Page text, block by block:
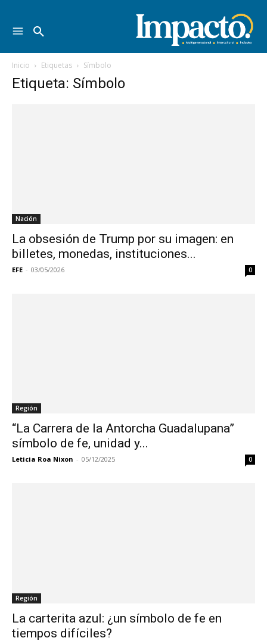
Inicio Etiquetas Símbolo
Etiqueta: Símbolo
Nación
La obsesión de Trump por su imagen: en
billetes, monedas, instituciones...
EFE - 03/05/2026 0
Región
“La Carrera de la Antorcha Guadalupana”
símbolo de fe, unidad y...
Leticia Roa Nixon - 05/12/2025 0
Región
La carterita azul: ¿un símbolo de fe en
tiempos difíciles?